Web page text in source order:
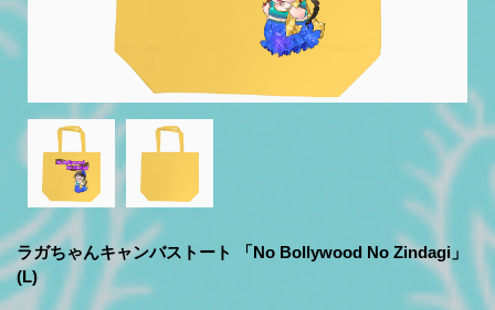
ラガちゃんキャンバストート 「No Bollywood No Zindagi」
(L)